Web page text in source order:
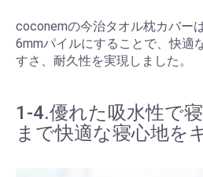
coconemの今治タオル枕カバー
6mmパイルにすることで、快適
すさ、耐久性を実現しました。
1-4.優れた吸水性で
まで快適な寝心地を